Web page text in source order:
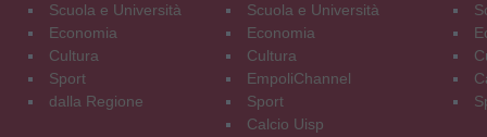
Scuola e Università
Economia
Cultura
Sport
dalla Regione
Scuola e Università
Economia
Cultura
EmpoliChannel
Sport
Calcio Uisp